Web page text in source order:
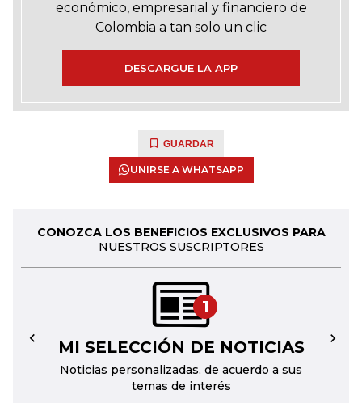
económico, empresarial y financiero de
Colombia a tan solo un clic
DESCARGUE LA APP
GUARDAR
UNIRSE A WHATSAPP
CONOZCA LOS BENEFICIOS EXCLUSIVOS PARA
NUESTROS SUSCRIPTORES
1
MI SELECCIÓN DE NOTICIAS
Noticias personalizadas, de acuerdo a sus
temas de interés
← →